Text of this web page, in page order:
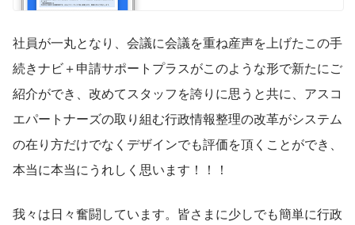
いたら良いか分からず、電話で問い合わ
せた ・ ...
社員が一丸となり、会議に会議を重ね産声を上げたこの手
続きナビ＋申請サポートプラスがこのような形で新たにご
紹介ができ、改めてスタッフを誇りに思うと共に、アスコ
エパートナーズの取り組む行政情報整理の改革がシステム
の在り方だけでなくデザインでも評価を頂くことができ、
本当に本当にうれしく思います！！！
我々は日々奮闘しています。皆さまに少しでも簡単に行政